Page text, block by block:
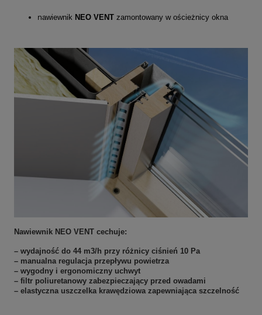
nawiewnik NEO VENT zamontowany w ościeżnicy okna
Nawiewnik NEO VENT cechuje:
– wydajność do 44 m3/h przy różnicy ciśnień 10 Pa
– manualna regulacja przepływu powietrza
– wygodny i ergonomiczny uchwyt
– filtr poliuretanowy zabezpieczający przed owadami
– elastyczna uszczelka krawędziowa zapewniająca szczelność